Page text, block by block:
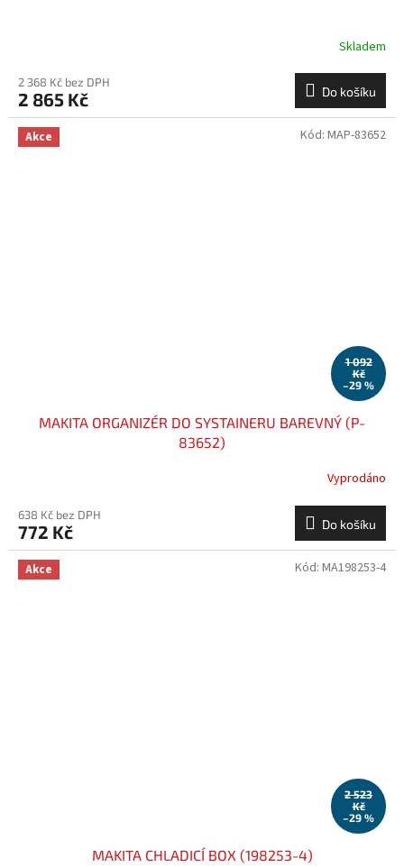
Skladem
2 368 Kč bez DPH
2 865 Kč Do košíku
Akce
1 092
Kč
–29 %
MAKITA ORGANIZÉR DO SYSTAINERU BAREVNÝ (P-
83652)
Vyprodáno
638 Kč bez DPH
772 Kč Do košíku
Kód: MAP-83652
Akce
2 523
Kč
–29 %
MAKITA CHLADICÍ BOX (198253-4)
Kód: MA198253-4